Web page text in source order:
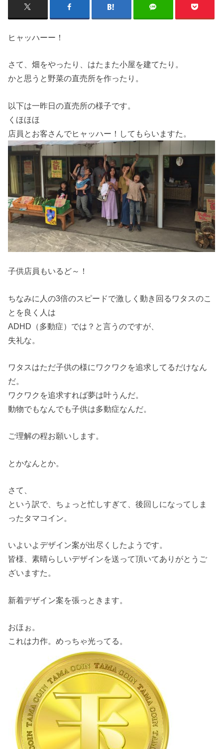
ヒャッハーー！
さて、畑をやったり、はたまた小屋を建てたり。
かと思うと野菜の直売所を作ったり。
以下は一昨日の直売所の様子です。
くほほほ
店員とお客さんでヒャッハー！してもらいますた。
子供店員もいるど～！
ちなみに人の3倍のスピードで激しく動き回るワタスのこ
とを良く人は
ADHD（多動症）では？と言うのですが、
失礼な。
ワタスはただ子供の様にワクワクを追求してるだけなん
だ。
ワクワクを追求すれば夢は叶うんだ。
動物でもなんでも子供は多動症なんだ。
ご理解の程お願いします。
とかなんとか。
さて、
という訳で、ちょっと忙しすぎて、後回しになってしま
ったタマコイン。
いよいよデザイン案が出尽くしたようです。
皆様、素晴らしいデザインを送って頂いてありがとうご
ざいますた。
新着デザイン案を張っときます。
おほぉ。
これは力作。めっちゃ光ってる。